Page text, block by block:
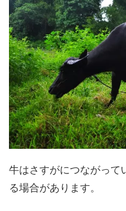
牛はさすがにつながって
る場合があります。